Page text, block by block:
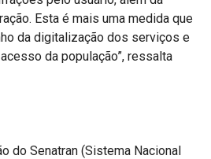
Esta é mais uma medida que
da digitalização dos serviços e
da população”, ressalta
do Senatran (Sistema Nacional